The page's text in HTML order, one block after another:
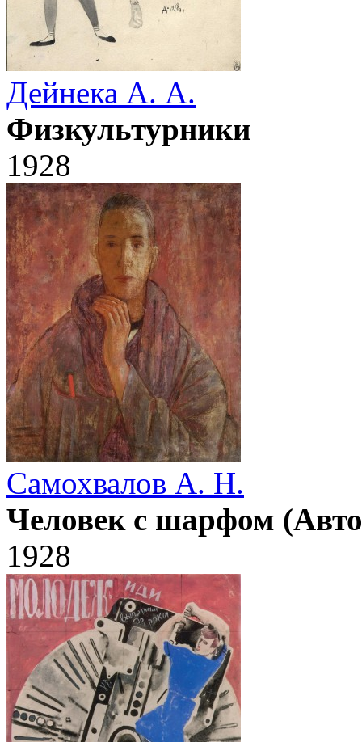
Дейнека А. А.
Физкультурники
1928
Самохвалов А. Н.
Человек с шарфом
1928